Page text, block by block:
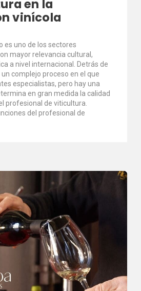
en la
vinícola
es uno de los sectores
mayor relevancia cultural,
a nivel internacional. Detrás de
complejo proceso en el que
especialistas, pero hay una
en gran medida la calidad
profesional de viticultura.
del profesional de